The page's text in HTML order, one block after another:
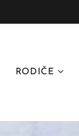
RODIČE